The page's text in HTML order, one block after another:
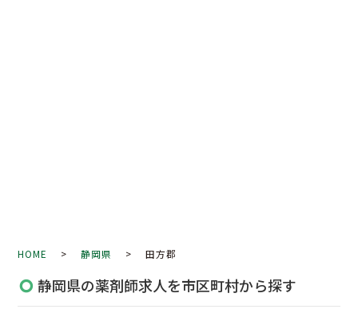
HOME >静岡県 > 田方郡
静岡県の薬剤師求人を市区町村から探す